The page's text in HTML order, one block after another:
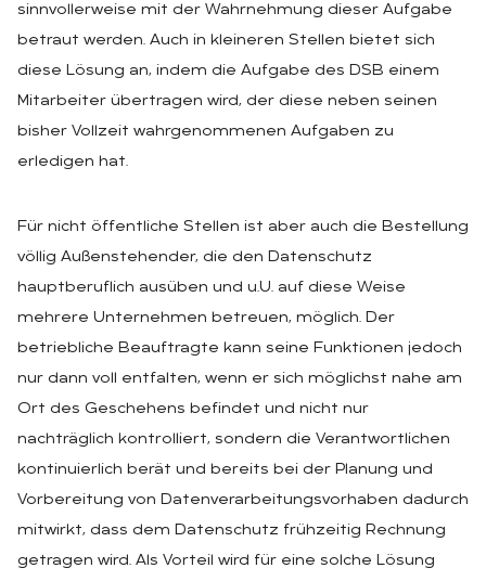
sinnvollerweise mit der Wahrnehmung dieser Aufgabe
betraut werden. Auch in kleineren Stellen bietet sich
diese Lösung an, indem die Aufgabe des DSB einem
Mitarbeiter übertragen wird, der diese neben seinen
bisher Vollzeit wahrgenommenen Aufgaben zu
erledigen hat.
Für nicht öffentliche Stellen ist aber auch die Bestellung
völlig Außenstehender, die den Datenschutz
hauptberuflich ausüben und u.U. auf diese Weise
mehrere Unternehmen betreuen, möglich. Der
betriebliche Beauftragte kann seine Funktionen jedoch
nur dann voll entfalten, wenn er sich möglichst nahe am
Ort des Geschehens befindet und nicht nur
nachträglich kontrolliert, sondern die Verantwortlichen
kontinuierlich berät und bereits bei der Planung und
Vorbereitung von Datenverarbeitungsvorhaben dadurch
mitwirkt, dass dem Datenschutz frühzeitig Rechnung
getragen wird. Als Vorteil wird für eine solche Lösung